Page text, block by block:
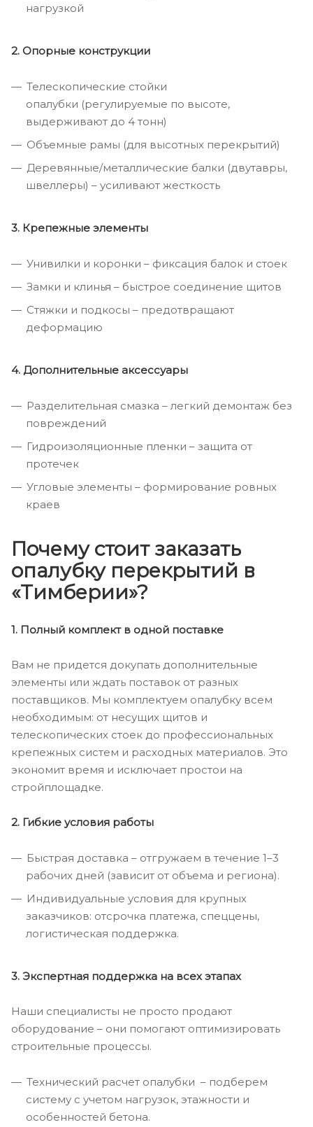
нагрузкой
2. Опорные конструкции
Телескопические стойки
опалубки (регулируемые по высоте,
выдерживают до 4 тонн)
Объемные рамы (для высотных перекрытий)
Деревянные/металлические балки (двутавры,
швеллеры) – усиливают жесткость
3. Крепежные элементы
Унивилки и коронки – фиксация балок и стоек
Замки и клинья – быстрое соединение щитов
Стяжки и подкосы – предотвращают
деформацию
4. Дополнительные аксессуары
Разделительная смазка – легкий демонтаж без
повреждений
Гидроизоляционные пленки – защита от
протечек
Угловые элементы – формирование ровных
краев
Почему стоит заказать
опалубку перекрытий в
«Тимберии»?
1. Полный комплект в одной поставке
Вам не придется докупать дополнительные
элементы или ждать поставок от разных
поставщиков. Мы комплектуем опалубку всем
необходимым: от несущих щитов и
телескопических стоек до профессиональных
крепежных систем и расходных материалов. Это
экономит время и исключает простои на
стройплощадке.
2. Гибкие условия работы
Быстрая доставка – отгружаем в течение 1–3
рабочих дней (зависит от объема и региона).
Индивидуальные условия для крупных
заказчиков: отсрочка платежа, спеццены,
логистическая поддержка.
3. Экспертная поддержка на всех этапах
Наши специалисты не просто продают
оборудование – они помогают оптимизировать
строительные процессы.
Технический расчет опалубки – подберем
систему с учетом нагрузок, этажности и
особенностей бетона.